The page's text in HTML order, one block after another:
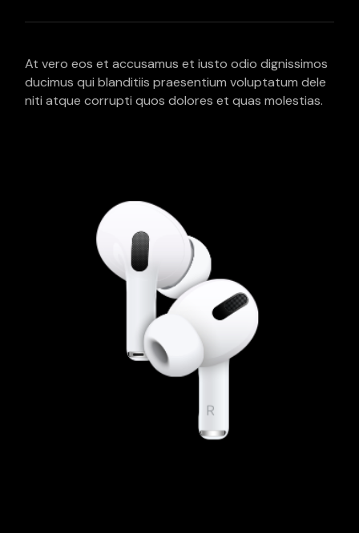
At vero eos et accusamus et iusto odio dignissimos
ducimus qui blanditiis praesentium voluptatum dele
niti atque corrupti quos dolores et quas molestias.